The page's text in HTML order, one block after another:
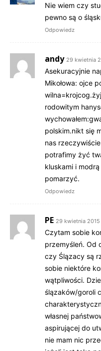
Nie wiem czy
pewno są o
Odpowiedz
andy 29 kwietnia
Asekuracyjnie
Mikołowa: ojce
rodowitym
polskim.nikt się
nas
potrafimy żyć
kluskami i
pomarzyć.
Odpowiedz
PE 29 kwietnia
Czytam sobie
przemyśleń. Od
czy Ślązacy są
sobie niektóre
wątpliwości.
ślązaków/goroli
własnej
aspirującej do
nie mam nic